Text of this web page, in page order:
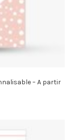
– A partir